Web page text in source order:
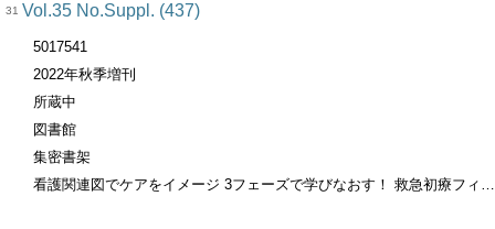
31 Vol.35 No.Suppl. (437)
5017541
2022年秋季増刊
所蔵中
図書館
集密書架
看護関連図でケアをイメージ 3フェーズで学びなおす！ 救急初療フィジカルアセスメント